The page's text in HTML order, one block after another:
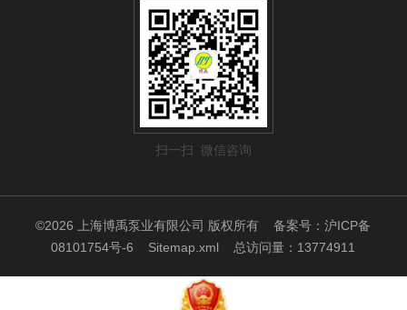
扫一扫 微信咨询
©2026 上海博禹泵业有限公司 版权所有备案号：沪ICP备
08101754号-6
Sitemap.xml 总访问量：13774911